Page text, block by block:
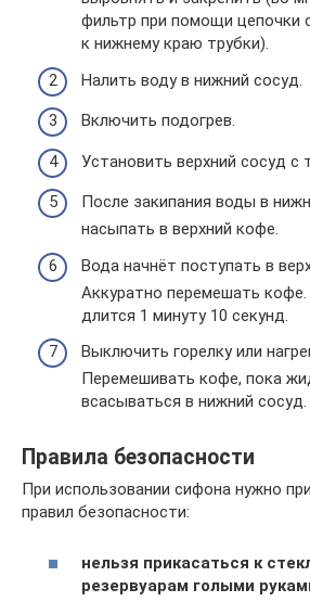
фильтр при помощи цепочки
к нижнему краю трубки).
Налить воду в нижний сосуд.
Включить подогрев.
Установить верхний сосуд с
После закипания воды в
насыпать в верхний кофе.
Вода начнёт поступать в
Аккуратно перемешать кофе.
длится 1 минуту 10 секунд.
Выключить горелку или
Перемешивать кофе, пока
всасываться в нижний сосуд.
Правила безопасности
При использовании сифона нужно
правил безопасности:
нельзя прикасаться к
резервуарам голыми